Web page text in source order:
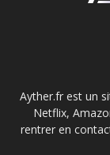
Ayther.fr est un
Netflix,
rentrer en